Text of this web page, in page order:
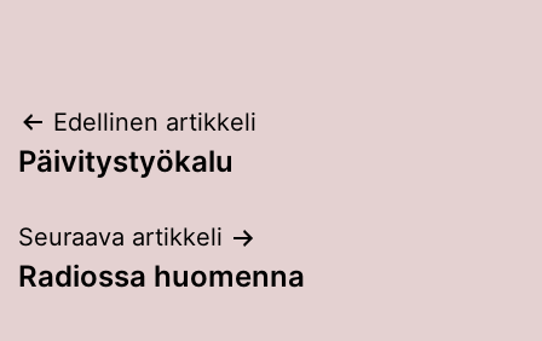
Artikkelien
selaus
Edellinen artikkeli
Päivitystyökalu
Seuraava artikkeli
Radiossa huomenna